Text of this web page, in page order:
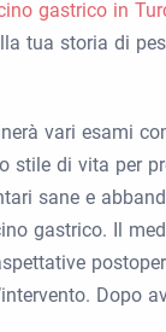
gastrico in
tua storia di
vari esami
di vita per
sane e
gastrico. Il